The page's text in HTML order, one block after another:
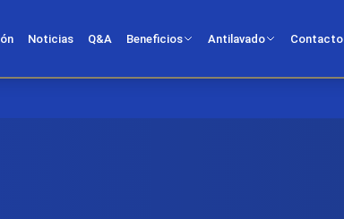
Noticias Q&A Beneficios Antilavado Contacto